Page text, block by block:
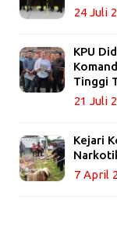
24 Juli
KPU
Tinggi
21 Juli
Kejari
7 April